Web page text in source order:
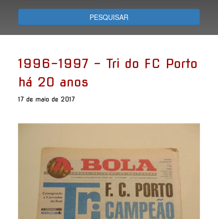
PESQUISAR
1996-1997 - Tri do FC Porto
há 20 anos
17 de maio de 2017